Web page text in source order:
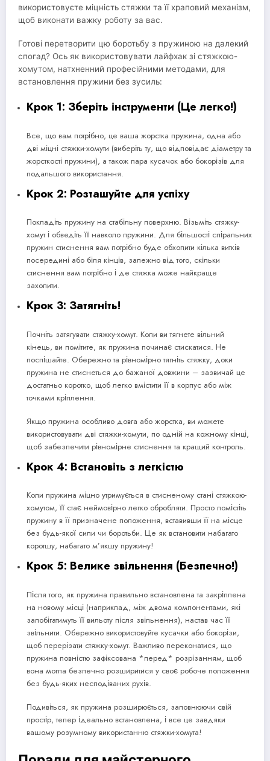
використовуєте міцність стяжки та її храповий механізм,
щоб виконати важку роботу за вас.
Готові перетворити цю боротьбу з пружиною на далекий
спогад? Ось як використовувати лайфхак зі стяжкою-
хомутом, натхненний професійними методами, для
встановлення пружини без зусиль:
Крок 1: Зберіть інструменти (Це легко!)
Все, що вам потрібно, це ваша жорстка пружина, одна або
дві міцні стяжки-хомути (виберіть ту, що відповідає діаметру та
жорсткості пружини), а також пара кусачок або бокорізів для
подальшого використання.
Крок 2: Розташуйте для успіху
Покладіть пружину на стабільну поверхню. Візьміть стяжку-
хомут і обведіть її навколо пружини. Для більшості спіральних
пружин стиснення вам потрібно буде обхопити кілька витків
посередині або біля кінців, залежно від того, скільки
стиснення вам потрібно і де стяжка може найкраще
захопити.
Крок 3: Затягніть!
Почніть затягувати стяжку-хомут. Коли ви тягнете вільний
кінець, ви помітите, як пружина починає стискатися. Не
поспішайте. Обережно та рівномірно тягніть стяжку, доки
пружина не стиснеться до бажаної довжини – зазвичай це
достатньо коротко, щоб легко вмістити її в корпус або між
точками кріплення.
Якщо пружина особливо довга або жорстка, ви можете
використовувати дві стяжки-хомути, по одній на кожному кінці,
щоб забезпечити рівномірне стиснення та кращий контроль.
Крок 4: Встановіть з легкістю
Коли пружина міцно утримується в стисненому стані стяжкою-
хомутом, її стає неймовірно легко обробляти. Просто помістіть
пружину в її призначене положення, вставивши її на місце
без будь-якої сили чи боротьби. Це як встановити набагато
коротшу, набагато м’якшу пружину!
Крок 5: Велике звільнення (Безпечно!)
Після того, як пружина правильно встановлена та закріплена
на новому місці (наприклад, між двома компонентами, які
запобігатимуть її вильоту після звільнення), настав час її
звільнити. Обережно використовуйте кусачки або бокорізи,
щоб перерізати стяжку-хомут. Важливо переконатися, що
пружина повністю зафіксована *перед* розрізанням, щоб
вона могла безпечно розширитися у своє робоче положення
без будь-яких несподіваних рухів.
Подивіться, як пружина розширюється, заповнюючи свій
простір, тепер ідеально встановлена, і все це завдяки
вашому розумному використанню стяжки-хомута!